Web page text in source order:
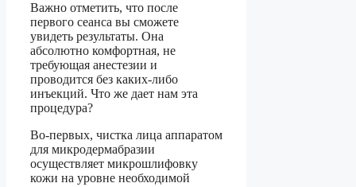
Важно отметить, что после
первого сеанса вы сможете
увидеть результаты. Она
абсолютно комфортная, не
требующая анестезии и
проводится без каких-либо
инъекций. Что же дает нам эта
процедура?
Во-первых, чистка лица аппаратом
для микродермабразии
осуществляет микрошлифовку
кожи на уровне необходимой